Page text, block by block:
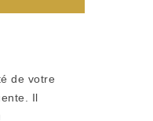
de votre
Il